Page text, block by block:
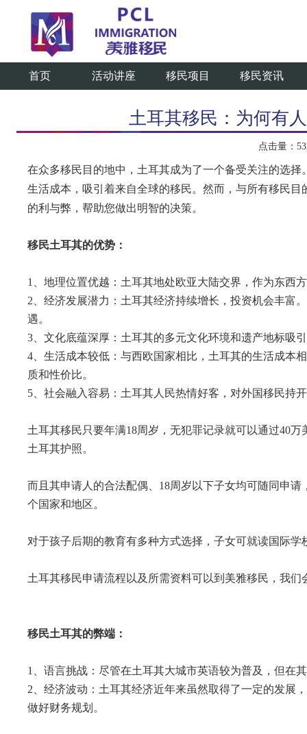
首页 活动讲座 移民项目 移民资讯
土耳其移民：为何有
点击量：
在众多移民目的地中，土耳其成为了一个备受关注的选
生活成本，吸引着来自全球的移民。然而，与所有移民
的利与弊，帮助您做出明智的决策。
移民土耳其的优势：
1、地理位置优越：土耳其地处欧亚大陆交界，作为东西
2、经济发展潜力：土耳其经济持续增长，投资机会丰富
遇。
3、文化底蕴深厚：土耳其的多元文化环境和遗产地标吸
4、生活成本较低：与西欧国家相比，土耳其的生活成本
质和性价比。
5、社会融入容易：土耳其人民热情好客，对外国移民持
土耳其移民 只要年满18周岁，无犯罪记录就可以通过40
土耳其护照。
而且其申请人的合法配偶、18周岁以下子女均可随同申
个国家和地区。
对于孩子后期的教育有多种方式选择，子女可就读国际
土耳其移民申请流程以及所需资料可以到美雅移民，我
移民土耳其的弊端：
1、语言挑战：尽管在土耳其大城市英语较为普及，但在
2、经济波动：土耳其经济近年来虽然取得了一定的发展
做好财务规划。